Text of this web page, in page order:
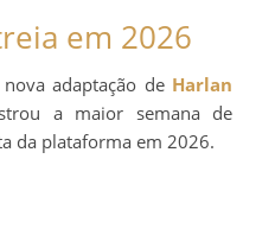
em 2026
adaptação de Harlan
a maior semana de
da plataforma em 2026.